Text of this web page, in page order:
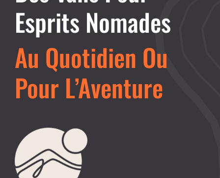
Esprits Nomades
Au Quotidien Ou
Pour L’Aventure